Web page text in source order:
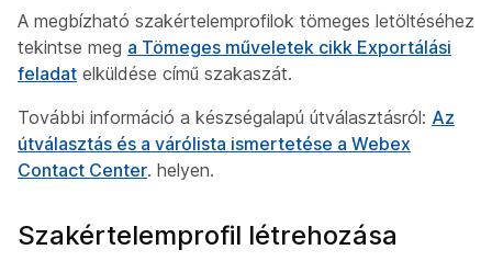
A megbízható szakértelemprofilok tömeges letöltéséhez
tekintse meg a Tömeges műveletek cikk Exportálási
feladat elküldése című szakaszát.
További információ a készségalapú útválasztásról: Az
útválasztás és a várólista ismertetése a Webex
Contact Center. helyen.
Szakértelemprofil létrehozása